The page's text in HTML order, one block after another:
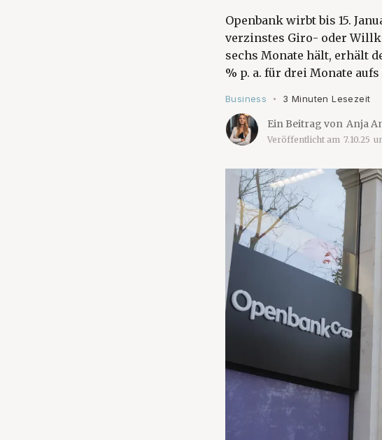
Openbank wirbt bis 15.
verzinstes Giro- oder
sechs Monate hält, erhält
% p. a. für drei Monate aufs
Business • 3 Minuten Lesezeit
Ein Beitrag von Anja
Veröffentlicht am 7.10.25